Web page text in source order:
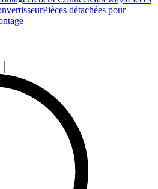
Pièces détachées pour